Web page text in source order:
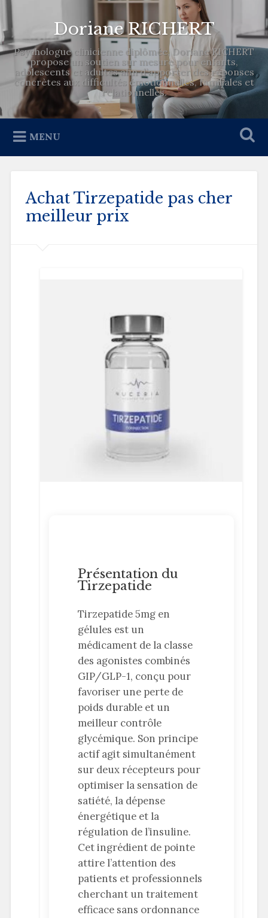
Doriane RICHERT
Psychologue clinicienne diplômée, Doriane RICHERT
propose un soutien sur mesure pour enfants,
adolescents et adultes afin d’apporter des réponses
concrètes aux difficultés émotionnelles, familiales et
relationnelles.
MENU
Achat Tirzepatide pas cher
meilleur prix
Présentation du
Tirzepatide
Tirzepatide 5mg en
gélules est un
médicament de la classe
des agonistes combinés
GIP/GLP-1, conçu pour
favoriser une perte de
poids durable et un
meilleur contrôle
glycémique. Son principe
actif agit simultanément
sur deux récepteurs pour
optimiser la sensation de
satiété, la dépense
énergétique et la
régulation de l’insuline.
Cet ingrédient de pointe
attire l’attention des
patients et professionnels
cherchant un traitement
efficace sans ordonnance